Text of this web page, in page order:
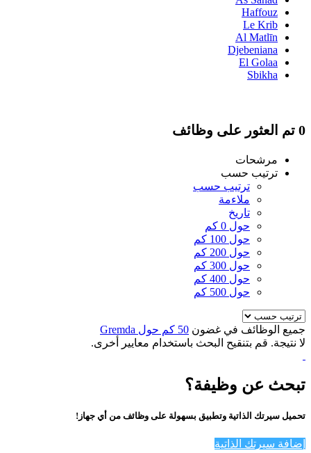
Haffouz
Le Krib
Al Matlīn
Djebeniana
El Golaa
Sbikha
0 تم العثور على وظائف
مرشحات
ترتيب حسب
ترتيب حسب
ملاءمة
تاريخ
حول 0 كم
حول 100 كم
حول 200 كم
حول 300 كم
حول 400 كم
حول 500 كم
جميع الوظائف في غضون 50 كم حول Gremda
لا نتيجة. قم بتنقيح البحث باستخدام معايير أخرى.
تبحث عن وظيفة؟
تحميل سيرتك الذاتية وتطبيق بسهولة على وظائف من أي جهاز!
إضافة سيرتك الذاتية